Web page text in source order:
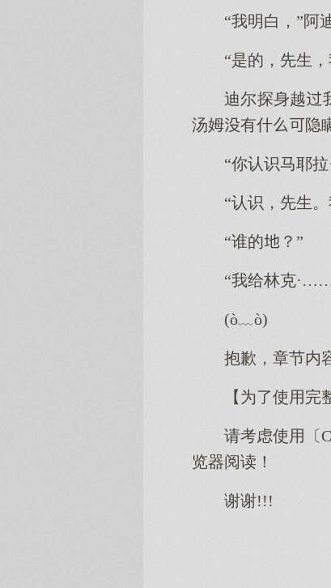
“我明白，”
“是的，先
迪尔探身越
汤姆有什隐瞒
“你认识马耶拉
“认识，先
“谁的？”
“我给林克·……
(ò﹏ò)
抱歉，章节内
【为了使用完
请考虑使用〔
览器阅读！
谢谢!!!